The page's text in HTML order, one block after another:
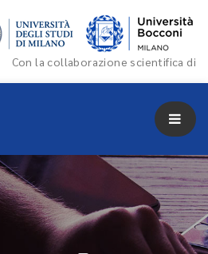
Con la collaborazione scientifica di